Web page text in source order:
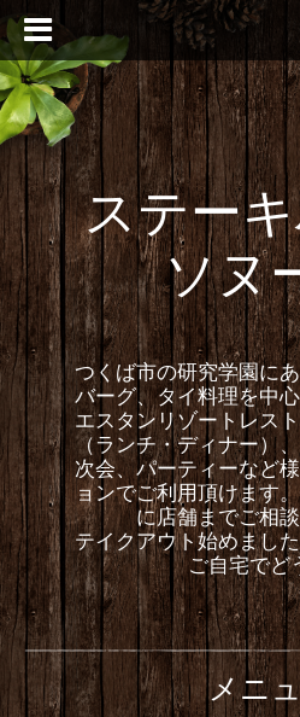
ステー
ソヌ
つくば市の研究学園に
バーグ、タイ料理を中
エスタンリゾートレス
（ランチ・ディナー）
次会、パーティーなど
ョンでご利用頂けます
に店舗までご相
テイクアウト始めまし
ご自宅でど
メニ